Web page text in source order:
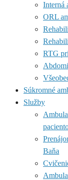
Interná
ORL
RTG
Súkromné
Služby
Baňa